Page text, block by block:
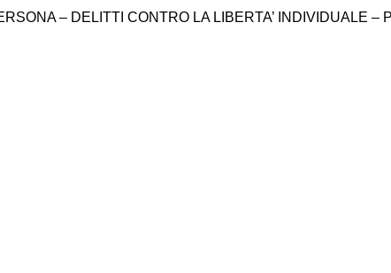
– DELITTI CONTRO LA LIBERTA’ INDIVIDUALE